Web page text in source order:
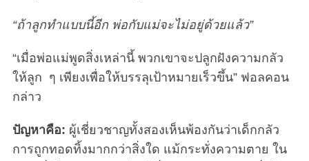
“ถ้าลูกทำแบบนี้อีก พ่อกับแม่จะไม่อยู่ด้วยแล้ว”
“เมื่อพ่อแม่พูดสิ่งเหล่านี้ พวกเขาจะปลูกฝังความกลัว
ให้ลูก ๆ เพียงเพื่อให้บรรลุเป้าหมายเร็วขึ้น” ฟอลคอน
กล่าว
ปัญหาคือ: ผู้เชี่ยวชาญทั้งสองเห็นพ้องกันว่าเด็กกลัว
การถูกทอดทิ้งมากกว่าสิ่งใด แม้กระทั่งความตาย ใน